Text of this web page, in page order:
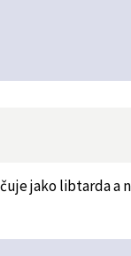
jako libtarda a